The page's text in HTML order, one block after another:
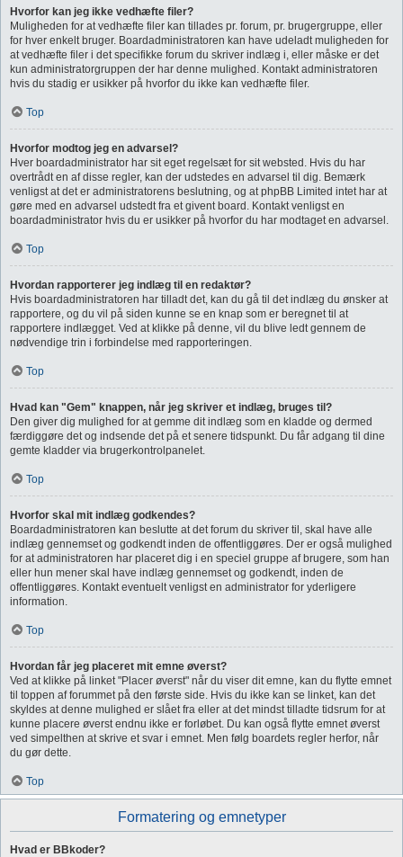
Hvorfor kan jeg ikke vedhæfte filer?
Muligheden for at vedhæfte filer kan tillades pr. forum, pr. brugergruppe, eller
for hver enkelt bruger. Boardadministratoren kan have udeladt muligheden for
at vedhæfte filer i det specifikke forum du skriver indlæg i, eller måske er det
kun administratorgruppen der har denne mulighed. Kontakt administratoren
hvis du stadig er usikker på hvorfor du ikke kan vedhæfte filer.
Top
Hvorfor modtog jeg en advarsel?
Hver boardadministrator har sit eget regelsæt for sit websted. Hvis du har
overtrådt en af disse regler, kan der udstedes en advarsel til dig. Bemærk
venligst at det er administratorens beslutning, og at phpBB Limited intet har at
gøre med en advarsel udstedt fra et givent board. Kontakt venligst en
boardadministrator hvis du er usikker på hvorfor du har modtaget en advarsel.
Top
Hvordan rapporterer jeg indlæg til en redaktør?
Hvis boardadministratoren har tilladt det, kan du gå til det indlæg du ønsker at
rapportere, og du vil på siden kunne se en knap som er beregnet til at
rapportere indlægget. Ved at klikke på denne, vil du blive ledt gennem de
nødvendige trin i forbindelse med rapporteringen.
Top
Hvad kan "Gem" knappen, når jeg skriver et indlæg, bruges til?
Den giver dig mulighed for at gemme dit indlæg som en kladde og dermed
færdiggøre det og indsende det på et senere tidspunkt. Du får adgang til dine
gemte kladder via brugerkontrolpanelet.
Top
Hvorfor skal mit indlæg godkendes?
Boardadministratoren kan beslutte at det forum du skriver til, skal have alle
indlæg gennemset og godkendt inden de offentliggøres. Der er også mulighed
for at administratoren har placeret dig i en speciel gruppe af brugere, som han
eller hun mener skal have indlæg gennemset og godkendt, inden de
offentliggøres. Kontakt eventuelt venligst en administrator for yderligere
information.
Top
Hvordan får jeg placeret mit emne øverst?
Ved at klikke på linket "Placer øverst" når du viser dit emne, kan du flytte emnet
til toppen af forummet på den første side. Hvis du ikke kan se linket, kan det
skyldes at denne mulighed er slået fra eller at det mindst tilladte tidsrum for at
kunne placere øverst endnu ikke er forløbet. Du kan også flytte emnet øverst
ved simpelthen at skrive et svar i emnet. Men følg boardets regler herfor, når
du gør dette.
Top
Formatering og emnetyper
Hvad er BBkoder?